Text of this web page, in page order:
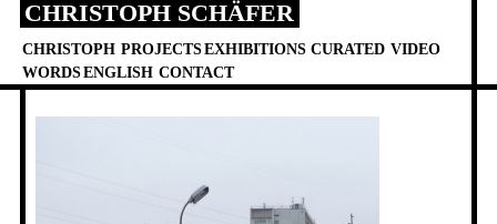
Skip
content
CHRISTOPH SCHÄFER
CHRISTOPH PROJECTSEXHIBITIONS CURATED VIDEO
WORDSENGLISH CONTACT